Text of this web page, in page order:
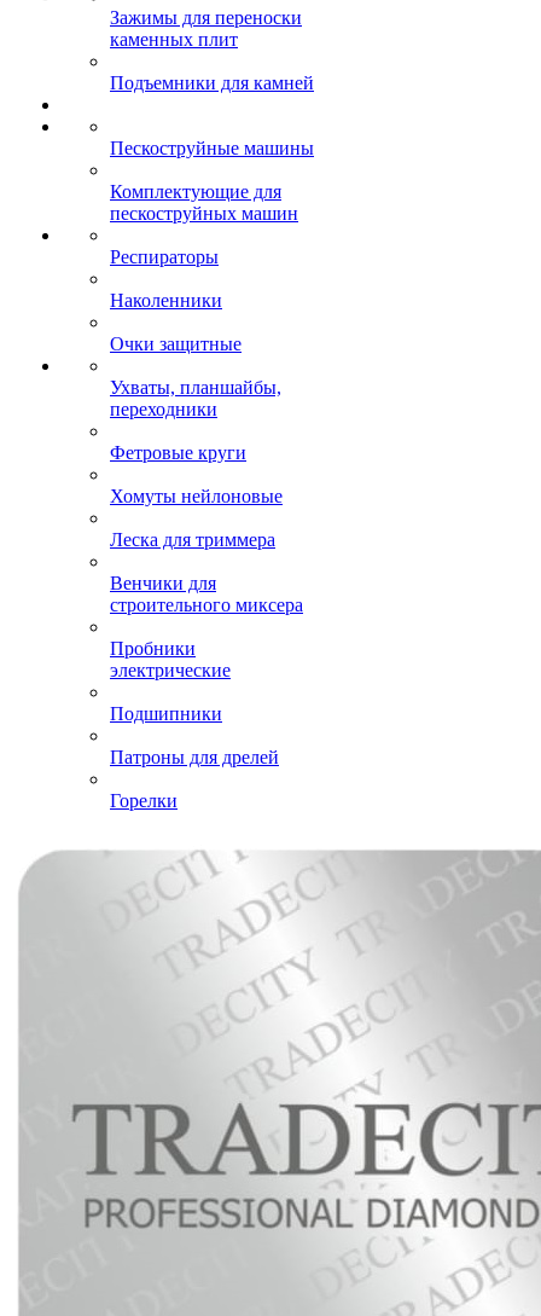
Зажимы для переноски
каменных плит
Подъемники для камней
Пескоструйные машины
Комплектующие для
пескоструйных машин
Респираторы
Наколенники
Очки защитные
Ухваты, планшайбы,
переходники
Фетровые круги
Хомуты нейлоновые
Леска для триммера
Венчики для
строительного миксера
Пробники
электрические
Подшипники
Патроны для дрелей
Горелки